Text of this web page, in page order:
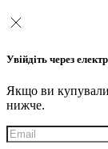
Увійдіть через
Якщо ви купували
нижче.